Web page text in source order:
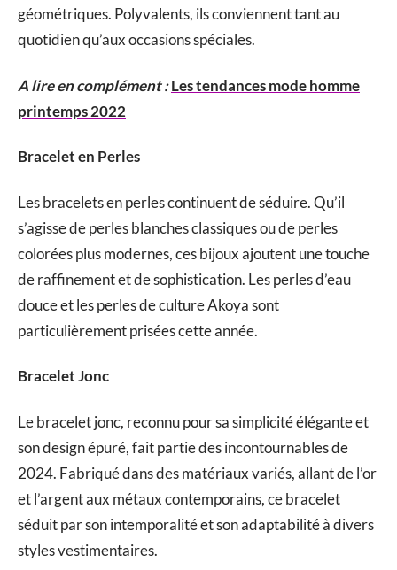
géométriques. Polyvalents, ils conviennent tant au
quotidien qu’aux occasions spéciales.
A lire en complément :Les tendances mode homme
printemps 2022
Bracelet en Perles
Les bracelets en perles continuent de séduire. Qu’il
s’agisse de perles blanches classiques ou de perles
colorées plus modernes, ces bijoux ajoutent une touche
de raffinement et de sophistication. Les perles d’eau
douce et les perles de culture Akoya sont
particulièrement prisées cette année.
Bracelet Jonc
Le bracelet jonc, reconnu pour sa simplicité élégante et
son design épuré, fait partie des incontournables de
2024. Fabriqué dans des matériaux variés, allant de l’or
et l’argent aux métaux contemporains, ce bracelet
séduit par son intemporalité et son adaptabilité à divers
styles vestimentaires.